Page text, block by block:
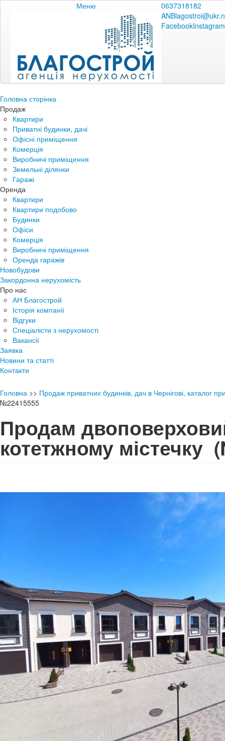
Меню
0637318182
FacebookInstagram
Головна сторінка
Продаж
Квартири
Приватні будинки, дачі
Офісні приміщення
Комерція
Виробничі приміщення
Земельні ділянки
Гаражі
Оренда
Квартири
Квартири подобово
Будинки
Офіси
Комерція
Виробничі приміщення
Оренда гаражів
Новобудови
Закордонна нерухомість
Про нас
АН Благострой
Історія компанії
Відгуки
Спеціалісти з нерухомості
Вакансії
Заявка
Новини та статті
Контакти
Головна >> Продаж приватних будинків, дач в Чернігові, каталог
№22415555
Продам
котетжному містечку